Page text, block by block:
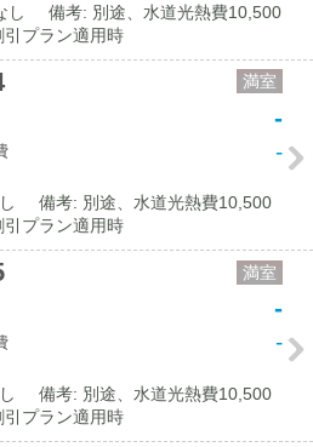
し
備考: 別途、水道光熱費10,500
プラン適用時
満室
-
-
備考: 別途、水道光熱費10,500
プラン適用時
満室
-
-
備考: 別途、水道光熱費10,500
プラン適用時